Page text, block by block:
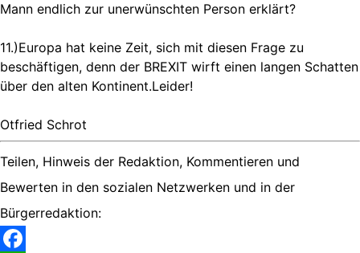
Mann endlich zur unerwünschten Person erklärt?
11.)Europa hat keine Zeit, sich mit diesen Frage zu
beschäftigen, denn der BREXIT wirft einen langen Schatten
über den alten Kontinent.Leider!
Otfried Schrot
Teilen, Hinweis der Redaktion, Kommentieren und
Bewerten in den sozialen Netzwerken und in der
Bürgerredaktion: